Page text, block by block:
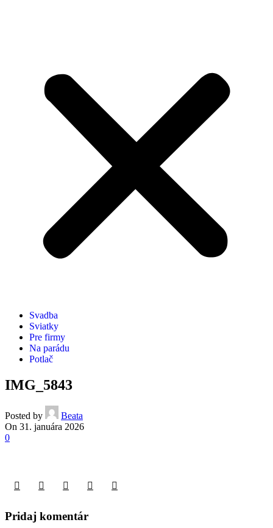
Svadba
Sviatky
Pre firmy
Na parádu
Potlač
IMG_5843
Posted by
Beata
On 31. januára 2026
0
Pridaj komentár